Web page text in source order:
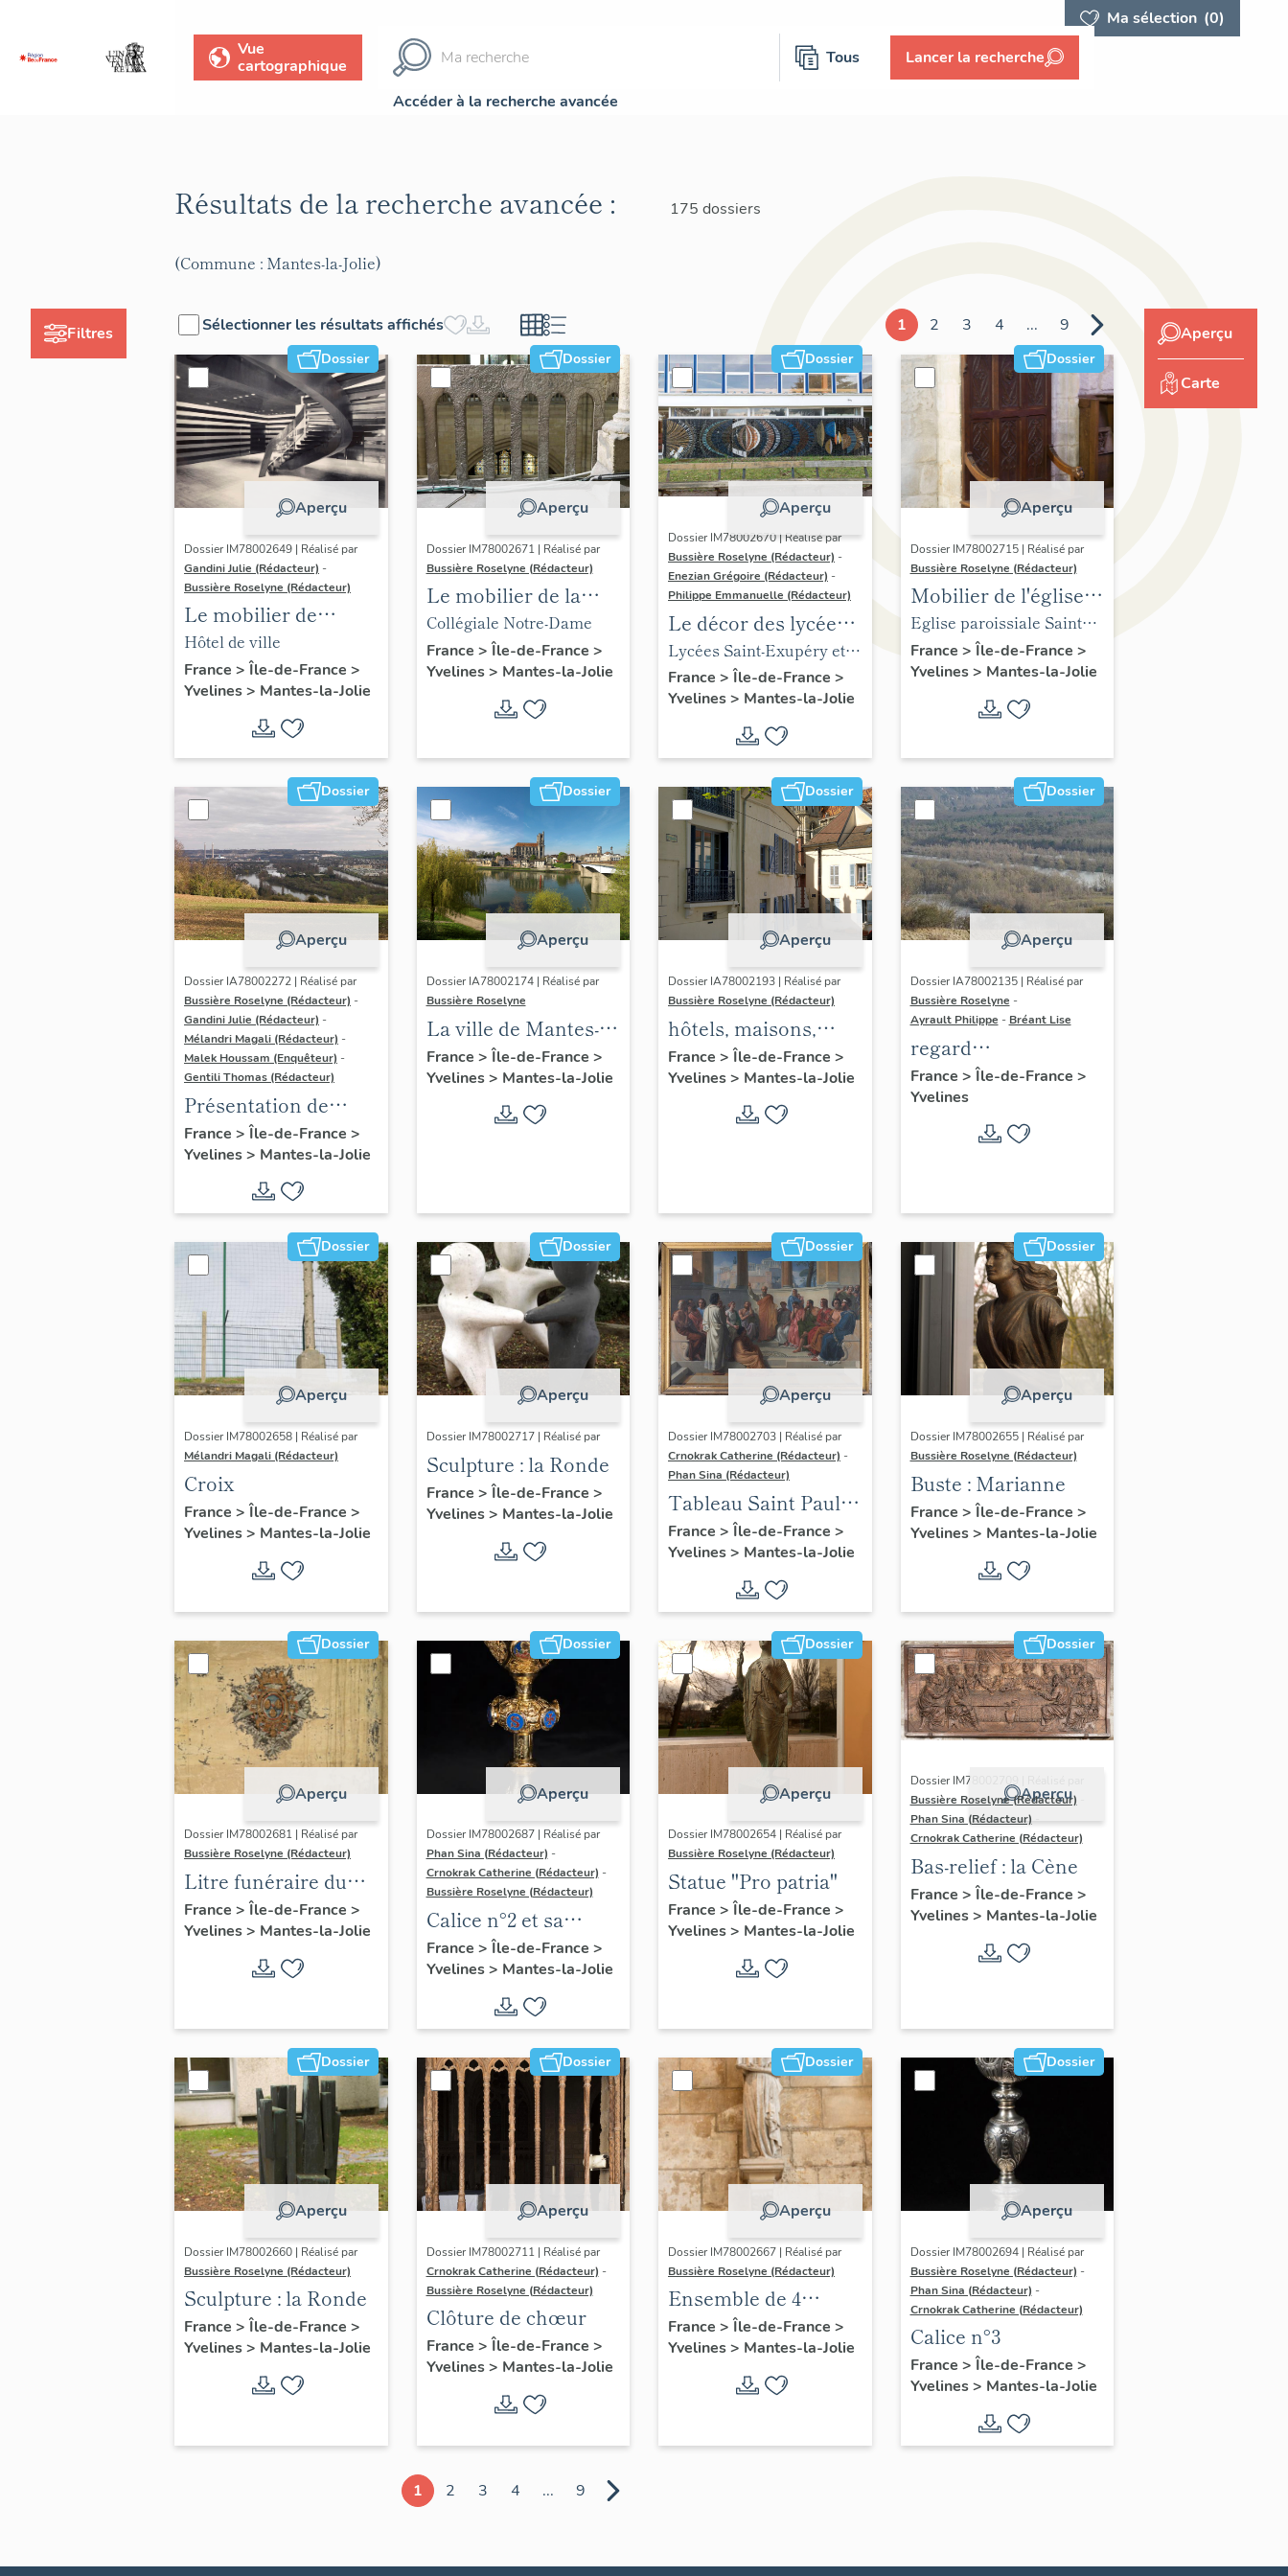
Ma sélection (0)
Vue
cartographique
Tous Lancer la recherche
Accéder à la recherche avancée
Filtres
Résultats de la recherche avancée : 175 dossiers
(Commune : Mantes-la-Jolie)
Sélectionner les résultats affichés 1 2 3 4 ... 9
Dossier
Aperçu
Dossier IM78002649 | Réalisé par
Gandini Julie (Rédacteur) -
Bussière Roselyne (Rédacteur)
Le mobilier de
l'hôtel de ville
Hôtel de ville
France > Île-de-France >
Yvelines> Mantes-la-Jolie
Dossier
Aperçu
Dossier IM78002671 | Réalisé par
Bussière Roselyne (Rédacteur)
Le mobilier de la
collégiale
Collégiale Notre-Dame
France > Île-de-France >
Yvelines> Mantes-la-Jolie
Dossier
Aperçu
Dossier IM78002670 | Réalisé par
Bussière Roselyne (Rédacteur) -
Enezian Grégoire (Rédacteur) -
Philippe Emmanuelle (Rédacteur)
Le décor des lycées
de Mantes
Lycées Saint-Exupéry et
Jean Rostand
France > Île-de-France >
Yvelines> Mantes-la-Jolie
Dossier
Aperçu
Dossier IM78002715 | Réalisé par
Bussière Roselyne (Rédacteur)
Mobilier de l'église
Sainte-Anne de
Gassicourt
Eglise paroissiale Sainte-
Anne
France > Île-de-France >
Yvelines> Mantes-la-Jolie
Dossier
Aperçu
Dossier IA78002272 | Réalisé par
Bussière Roselyne (Rédacteur) -
Gandini Julie (Rédacteur) -
Mélandri Magali (Rédacteur) -
Malek Houssam (Enquêteur) -
Gentili Thomas (Rédacteur)
Présentation de
l'étude
France > Île-de-France >
Yvelines> Mantes-la-Jolie
Dossier
Aperçu
Dossier IA78002174 | Réalisé par
Bussière Roselyne
La ville de Mantes-la-
Jolie
France > Île-de-France >
Yvelines> Mantes-la-Jolie
Dossier
Aperçu
Dossier IA78002193 | Réalisé par
Bussière Roselyne (Rédacteur)
hôtels, maisons,
immeubles
France > Île-de-France >
Yvelines> Mantes-la-Jolie
Dossier
Aperçu
Dossier IA78002135 | Réalisé par
Bussière Roselyne -
Ayrault Philippe - Bréant Lise
regard
photographique sur
le territoire de Seine-
France > Île-de-France >
Yvelines
Dossier
Aperçu
Dossier IM78002658 | Réalisé par
Mélandri Magali (Rédacteur)
Croix
France > Île-de-France >
Yvelines> Mantes-la-Jolie
Dossier
Aperçu
Dossier IM78002717 | Réalisé par
Sculpture : la Ronde
France > Île-de-France >
Yvelines> Mantes-la-Jolie
Dossier
Aperçu
Dossier IM78002703 | Réalisé par
Crnokrak Catherine (Rédacteur) -
Phan Sina (Rédacteur)
Tableau Saint Paul à
Athènes
France > Île-de-France >
Yvelines> Mantes-la-Jolie
Dossier
Aperçu
Dossier IM78002655 | Réalisé par
Bussière Roselyne (Rédacteur)
Buste : Marianne
France > Île-de-France >
Yvelines> Mantes-la-Jolie
Dossier
Aperçu
Dossier IM78002681 | Réalisé par
Bussière Roselyne (Rédacteur)
Litre funéraire du
prince de Conti
France > Île-de-France >
Yvelines> Mantes-la-Jolie
Dossier
Aperçu
Dossier IM78002687 | Réalisé par
Phan Sina (Rédacteur) -
Crnokrak Catherine (Rédacteur) -
Bussière Roselyne (Rédacteur)
Calice n°2 et sa
patène
France > Île-de-France >
Yvelines> Mantes-la-Jolie
Dossier
Aperçu
Dossier IM78002654 | Réalisé par
Bussière Roselyne (Rédacteur)
Statue "Pro patria"
France > Île-de-France >
Yvelines> Mantes-la-Jolie
Dossier
Aperçu
Dossier IM78002709 | Réalisé par
Bussière Roselyne (Rédacteur)
Phan Sina (Rédacteur)
Crnokrak Catherine (Rédacteur)
Bas-relief : la Cène
France > Île-de-France >
Yvelines> Mantes-la-Jolie
Dossier
Aperçu
Dossier IM78002660 | Réalisé par
Bussière Roselyne (Rédacteur)
Sculpture : la Ronde
France > Île-de-France >
Yvelines> Mantes-la-Jolie
Dossier
Aperçu
Dossier IM78002711 | Réalisé par
Crnokrak Catherine (Rédacteur) -
Bussière Roselyne (Rédacteur)
Clôture de chœur
France > Île-de-France >
Yvelines> Mantes-la-Jolie
Dossier
Aperçu
Dossier IM78002667 | Réalisé par
Bussière Roselyne (Rédacteur)
Ensemble de 4
statues
France > Île-de-France >
Yvelines> Mantes-la-Jolie
Dossier
Aperçu
Dossier IM78002694 | Réalisé par
Bussière Roselyne (Rédacteur) -
Phan Sina (Rédacteur) -
Crnokrak Catherine (Rédacteur)
Calice n°3
France > Île-de-France >
Yvelines> Mantes-la-Jolie
1 2 3 4 ... 9
Aperçu
Carte